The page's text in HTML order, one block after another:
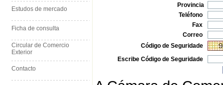
Estudos de mercado
Ficha de consulta
Circular de Comercio
Exterior
Contacto
Provincia
Teléfono
Fax
Correo
Código de Seguridade
Escribe Código de Seguridade